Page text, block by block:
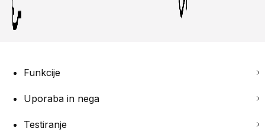
Funkcije
Uporaba in nega
Testiranje